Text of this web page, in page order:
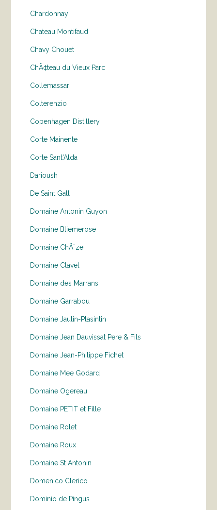
Chardonnay
Chateau Montifaud
Chavy Chouet
ChÃ¢teau du Vieux Parc
Collemassari
Colterenzio
Copenhagen Distillery
Corte Mainente
Corte Sant'Alda
Darioush
De Saint Gall
Domaine Antonin Guyon
Domaine Bliemerose
Domaine ChÃ¨ze
Domaine Clavel
Domaine des Marrans
Domaine Garrabou
Domaine Jaulin-Plasintin
Domaine Jean Dauvissat Pere & Fils
Domaine Jean-Philippe Fichet
Domaine Mee Godard
Domaine Ogereau
Domaine PETIT et Fille
Domaine Rolet
Domaine Roux
Domaine St Antonin
Domenico Clerico
Dominio de Pingus